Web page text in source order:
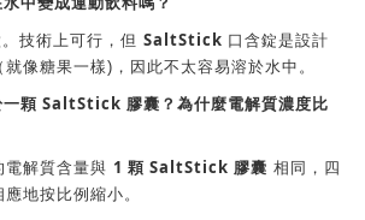
技術上可行，但 SaltStick 口含錠是設計
像糖果一樣)，因此不太容易溶於水中。
一顆 SaltStick 膠囊？為什麼電解質濃度比
電解質含量與 1 顆 SaltStick 膠囊 相同，四
地按比例縮小。